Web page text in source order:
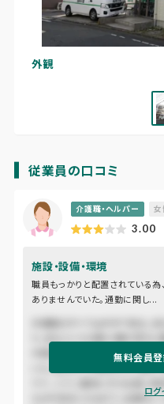
外観
従業員の口コミ
介護職・ヘルパー 女
3.00
施設・設備・環境
職員もっかりと配置されている為
ありませんでいた。通勤に関し...
無料会員
ログ
の尾をめぐる谷の入り口である
たびか改まったもので、古道は